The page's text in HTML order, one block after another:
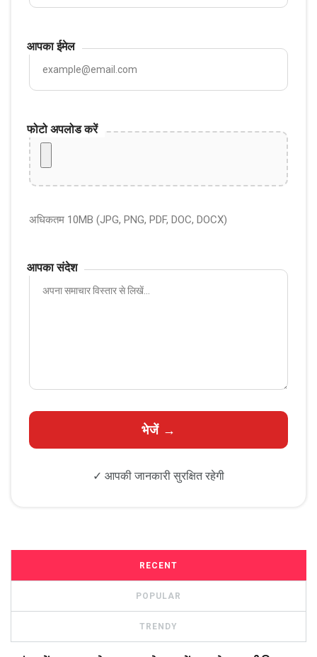
आपका ईमेल
फोटो अपलोड करें
अधिकतम 10MB (JPG, PNG, PDF, DOC, DOCX)
आपका संदेश
✓ आपकी जानकारी सुरक्षित रहेगी
RECENT
POPULAR
TRENDY